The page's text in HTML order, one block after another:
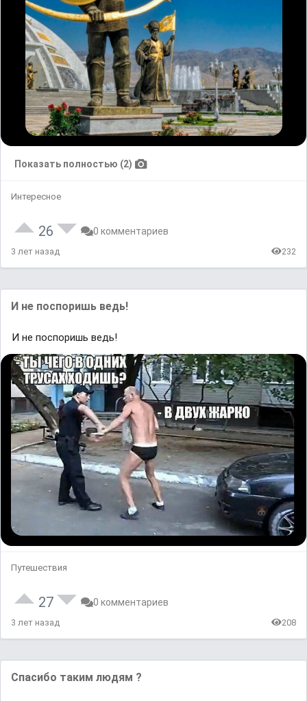
Показать полностью (2)
Интересное
26 0 комментариев
3 лет назад 232
И не поспоришь ведь!
И не поспоришь ведь!
Путешествия
27 0 комментариев
3 лет назад 208
Спасибо таким людям ?